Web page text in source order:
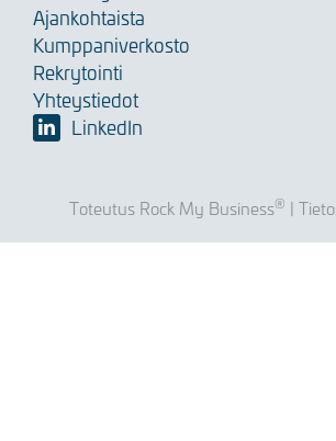
Ajankohtaista
Kumppaniverkosto
Rekrytointi
Yhteystiedot
LinkedIn
Toteutus Rock My Business® |